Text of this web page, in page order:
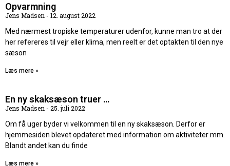
Opvarmning
Jens Madsen
12. august 2022
Med nærmest tropiske temperaturer udenfor, kunne man tro at der
her refereres til vejr eller klima, men reelt er det optakten til den nye
sæson
Læs mere »
En ny skaksæson truer …
Jens Madsen
25. juli 2022
Om få uger byder vi velkommen til en ny skaksæson. Derfor er
hjemmesiden blevet opdateret med information om aktiviteter mm.
Blandt andet kan du finde
Læs mere »